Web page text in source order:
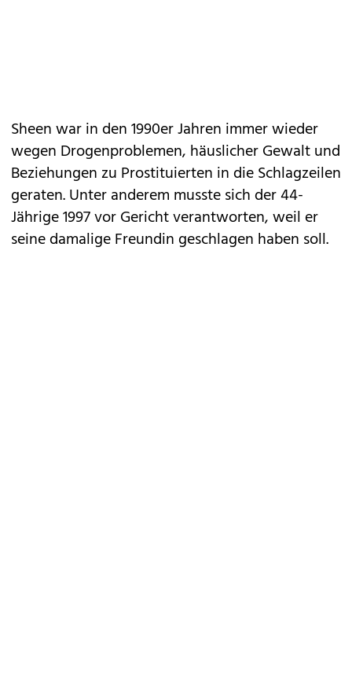
Sheen war in den 1990er Jahren immer wieder
wegen Drogenproblemen, häuslicher Gewalt und
Beziehungen zu Prostituierten in die Schlagzeilen
geraten. Unter anderem musste sich der 44-
Jährige 1997 vor Gericht verantworten, weil er
seine damalige Freundin geschlagen haben soll.